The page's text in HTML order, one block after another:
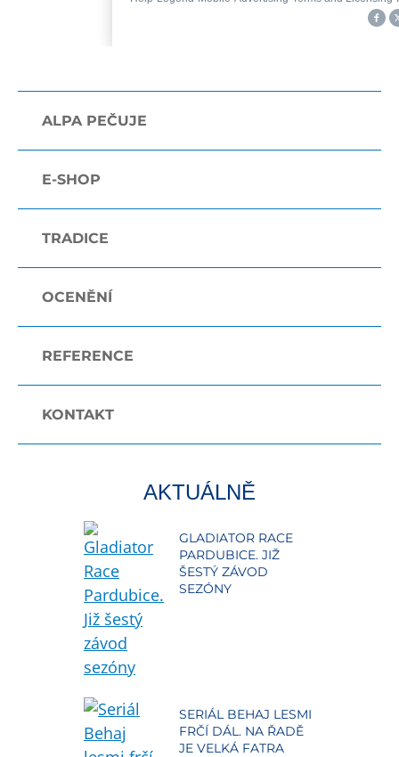
ALPA PEČUJE
E-SHOP
TRADICE
OCENĚNÍ
REFERENCE
KONTAKT
AKTUÁLNĚ
GLADIATOR RACE
PARDUBICE. JIŽ
ŠESTÝ ZÁVOD
SEZÓNY
SERIÁL BEHAJ LESMI
FRČÍ DÁL. NA ŘADĚ
JE VELKÁ FATRA